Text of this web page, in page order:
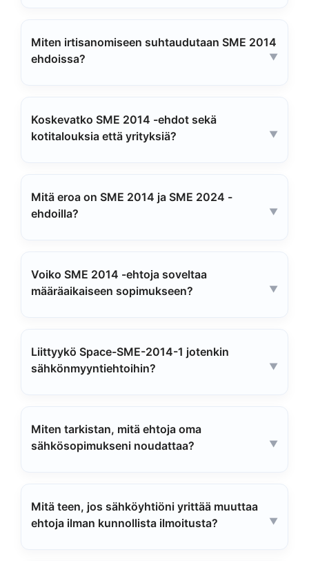
Miten irtisanomiseen suhtaudutaan SME 2014
ehdoissa?
Koskevatko SME 2014 -ehdot sekä
kotitalouksia että yrityksiä?
Mitä eroa on SME 2014 ja SME 2024 -
ehdoilla?
Voiko SME 2014 -ehtoja soveltaa
määräaikaiseen sopimukseen?
Liittyykö Space-SME-2014-1 jotenkin
sähkönmyyntiehtoihin?
Miten tarkistan, mitä ehtoja oma
sähkösopimukseni noudattaa?
Mitä teen, jos sähköyhtiöni yrittää muuttaa
ehtoja ilman kunnollista ilmoitusta?